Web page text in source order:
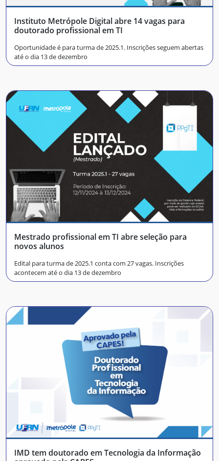
Instituto Metrópole Digital abre 14 vagas para
doutorado profissional em TI
Oportunidade é para turma de 2025.1. Inscrições seguem abertas
até o dia 13 de dezembro
Mestrado profissional em TI abre seleção para
novos alunos
Edital para turma de 2025.1 conta com 27 vagas. Inscrições
acontecem até o dia 13 de dezembro
IMD tem doutorado em Tecnologia da Informação